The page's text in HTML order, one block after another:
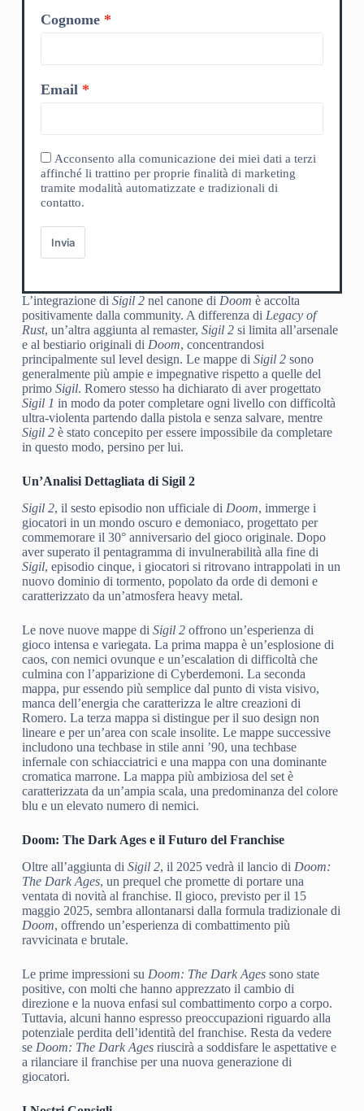
Cognome
Email
Acconsento alla comunicazione dei miei dati a terzi
affinché li trattino per proprie finalità di marketing
tramite modalità automatizzate e tradizionali di
contatto.
Invia
L’integrazione di Sigil 2nel canone di Doom è accolta
positivamente dalla community. A differenza di Legacy of
Rust, un’altra aggiunta al remaster, Sigil 2si limita all’arsenale
e al bestiario originali di Doom, concentrandosi
principalmente sul level design. Le mappe di Sigil 2sono
generalmente più ampie e impegnative rispetto a quelle del
primo Sigil. Romero stesso ha dichiarato di aver progettato
Sigil 1 in modo da poter completare ogni livello con difficoltà
ultra-violenta partendo dalla pistola e senza salvare, mentre
Sigil 2è stato concepito per essere impossibile da completare
in questo modo, persino per lui.
Un’Analisi Dettagliata di Sigil 2
Sigil 2, il sesto episodio non ufficiale di Doom, immerge i
giocatori in un mondo oscuro e demoniaco, progettato per
commemorare il 30° anniversario del gioco originale. Dopo
aver superato il pentagramma di invulnerabilità alla fine di
Sigil, episodio cinque, i giocatori si ritrovano intrappolati in un
nuovo dominio di tormento, popolato da orde di demoni e
caratterizzato da un’atmosfera heavy metal.
Le nove nuove mappe di Sigil 2offrono un’esperienza di
gioco intensa e variegata. La prima mappa è un’esplosione di
caos, con nemici ovunque e un’escalation di difficoltà che
culmina con l’apparizione di Cyberdemoni. La seconda
mappa, pur essendo più semplice dal punto di vista visivo,
manca dell’energia che caratterizza le altre creazioni di
Romero. La terza mappa si distingue per il suo design non
lineare e per un’area con scale insolite. Le mappe successive
includono una techbase in stile anni ’90, una techbase
infernale con schiacciatrici e una mappa con una dominante
cromatica marrone. La mappa più ambiziosa del set è
caratterizzata da un’ampia scala, una predominanza del colore
blu e un elevato numero di nemici.
Doom: The Dark Ages e il Futuro del Franchise
Oltre all’aggiunta di Sigil 2, il 2025 vedrà il lancio di Doom:
The Dark Ages, un prequel che promette di portare una
ventata di novità al franchise. Il gioco, previsto per il 15
maggio 2025, sembra allontanarsi dalla formula tradizionale di
Doom, offrendo un’esperienza di combattimento più
ravvicinata e brutale.
Le prime impressioni su Doom: The Dark Agessono state
positive, con molti che hanno apprezzato il cambio di
direzione e la nuova enfasi sul combattimento corpo a corpo.
Tuttavia, alcuni hanno espresso preoccupazioni riguardo alla
potenziale perdita dell’identità del franchise. Resta da vedere
se Doom: The Dark Agesriuscirà a soddisfare le aspettative e
a rilanciare il franchise per una nuova generazione di
giocatori.